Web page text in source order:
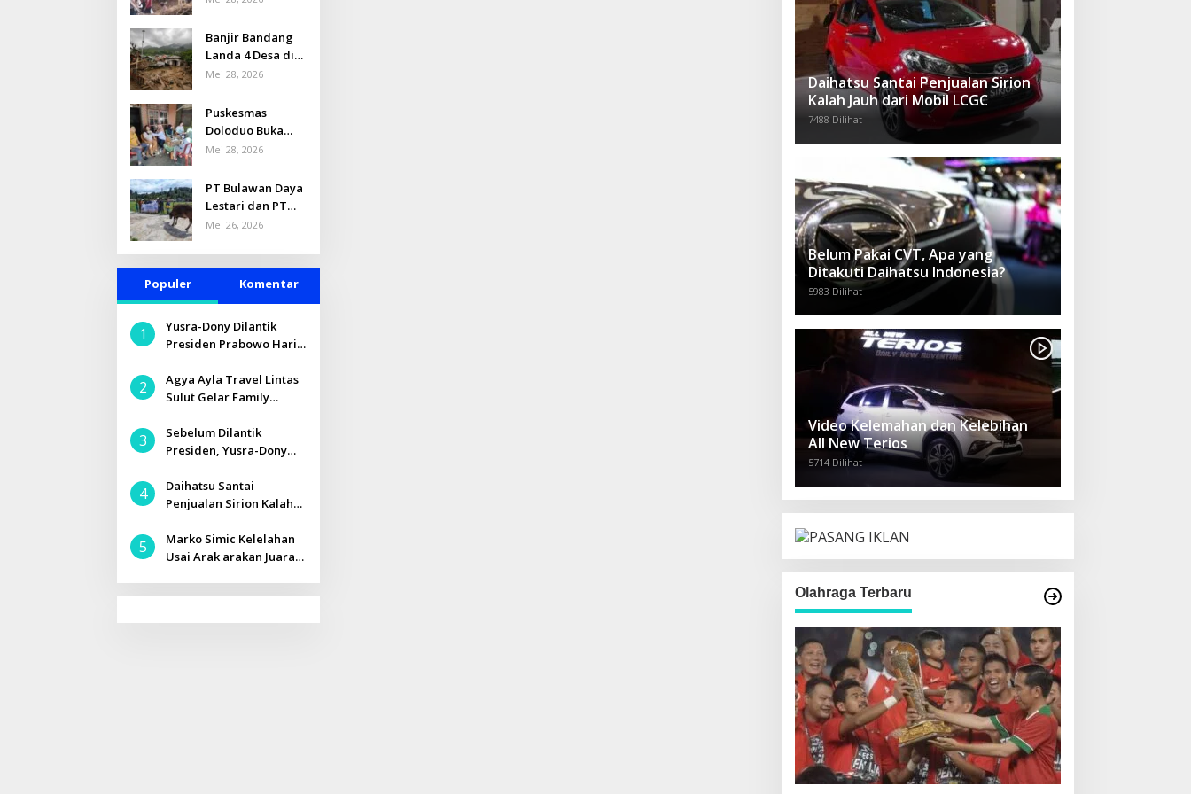
Balita
Terdampak
Banjir Bandang
Bolmong
Banjir Bandang
Landa 4 Desa di
Kec. Bolaang,
Rumah
Terdampak, 601
Jiwa Mengungsi
Mei 28, 2026
Puskesmas
Doloduo Buka
Posko Kesehatan
Banjir Bandang
di Desa
Solimandungan 2
Mei 28, 2026
PT Bulawan Daya
Lestari dan PT
LABUHA
Kurban untuk
Masjid Nurul
Mei 26, 2026
Populer Komentar
1
Yusra-Dony Dilantik
Presiden Prabowo Hari
2
Agya Ayla Travel Lintas
Sulut Gelar Family
Tomohon
3
Sebelum Dilantik
Presiden, Yusra-Dony
4
Daihatsu Santai
Penjualan Sirion Kalah
5
Marko Simic Kelelahan
Usai Arak arakan Juara
Daihatsu Santai Penjualan Sirion
Kalah Jauh dari Mobil LCGC
7488 Dilihat
Belum Pakai CVT, Apa yang
Ditakuti Daihatsu Indonesia?
5983 Dilihat
Video Kelemahan dan Kelebihan
All New Terios
5714 Dilihat
Olahraga Terbaru